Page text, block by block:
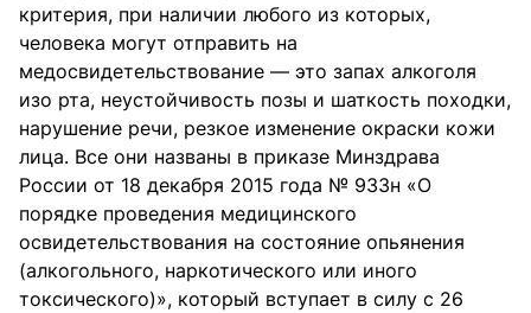
критерия, при наличии любого из которых,
человека могут отправить на
медосвидетельствование — это запах алкоголя
изо рта, неустойчивость позы и шаткость походки,
нарушение речи, резкое изменение окраски кожи
лица. Все они названы в приказе Минздрава
России от 18 декабря 2015 года № 933н «О
порядке проведения медицинского
освидетельствования на состояние опьянения
(алкогольного, наркотического или иного
токсического)», который вступает в силу с 26